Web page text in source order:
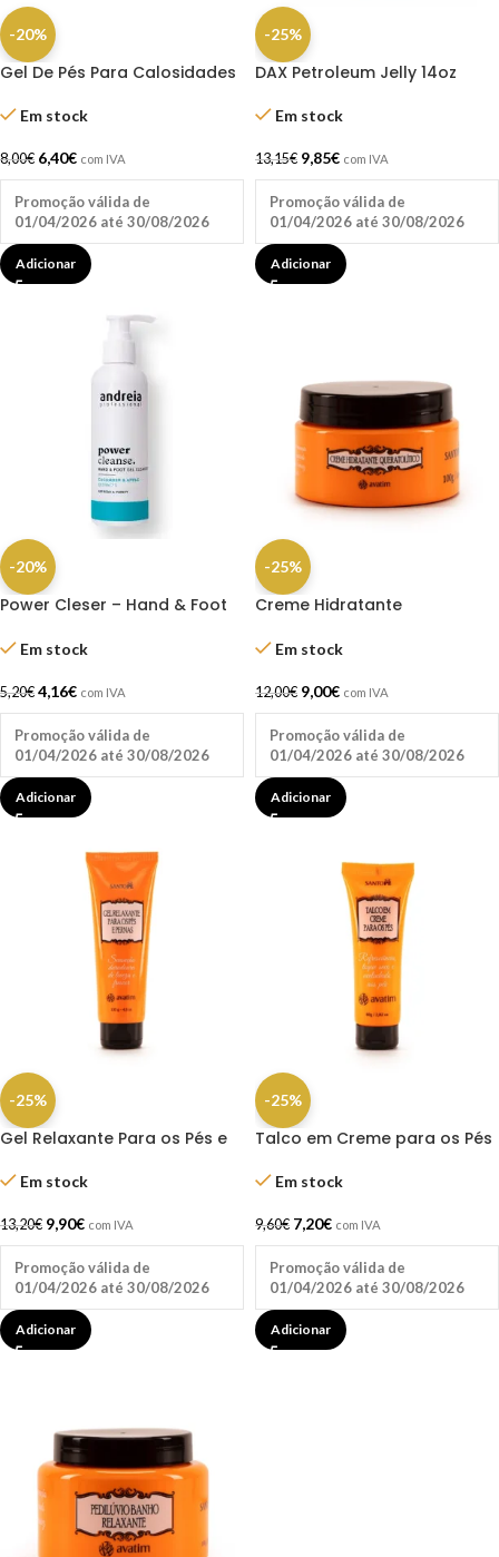
-20%
Gel De Pés Para Calosidades
Em stock
8,00€ 6,40€ com IVA
Promoção válida de
01/04/2026 até 30/08/2026
Adicionar
-25%
DAX Petroleum Jelly 14oz
Em stock
13,15€ 9,85€ com IVA
Promoção válida de
01/04/2026 até 30/08/2026
Adicionar
-20%
Power Cleser – Hand & Foot
Em stock
5,20€ 4,16€ com IVA
Promoção válida de
01/04/2026 até 30/08/2026
Adicionar
-25%
Creme Hidratante
100g – Santo Pé
Em stock
12,00€ 9,00€ com IVA
Promoção válida de
01/04/2026 até 30/08/2026
Adicionar
-25%
Gel Relaxante Para os Pés e
Em stock
13,20€ 9,90€ com IVA
Promoção válida de
01/04/2026 até 30/08/2026
Adicionar
-25%
Talco em Creme para os Pés
Em stock
9,60€ 7,20€ com IVA
Promoção válida de
01/04/2026 até 30/08/2026
Adicionar